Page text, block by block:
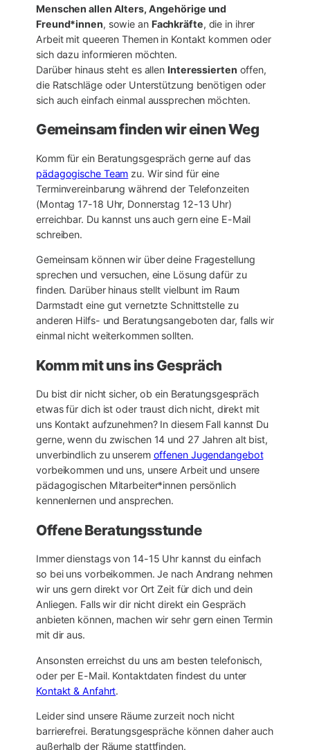
Menschen allen Alters, Angehörige und
Freund*innen, sowie an Fachkräfte, die in ihrer
Arbeit mit queeren Themen in Kontakt kommen oder
sich dazu informieren möchten.
Darüber hinaus steht es allen Interessierten offen,
die Ratschläge oder Unterstützung benötigen oder
sich auch einfach einmal aussprechen möchten.
Gemeinsam finden wir einen Weg
Komm für ein Beratungsgespräch gerne auf das
pädagogische Team zu. Wir sind für eine
Terminvereinbarung während der Telefonzeiten
(Montag 17-18 Uhr, Donnerstag 12-13 Uhr)
erreichbar. Du kannst uns auch gern eine E-Mail
schreiben.
Gemeinsam können wir über deine Fragestellung
sprechen und versuchen, eine Lösung dafür zu
finden. Darüber hinaus stellt vielbunt im Raum
Darmstadt eine gut vernetzte Schnittstelle zu
anderen Hilfs- und Beratungsangeboten dar, falls wir
einmal nicht weiterkommen sollten.
Komm mit uns ins Gespräch
Du bist dir nicht sicher, ob ein Beratungsgespräch
etwas für dich ist oder traust dich nicht, direkt mit
uns Kontakt aufzunehmen? In diesem Fall kannst Du
gerne, wenn du zwischen 14 und 27 Jahren alt bist,
unverbindlich zu unserem offenen Jugendangebot
vorbeikommen und uns, unsere Arbeit und unsere
pädagogischen Mitarbeiter*innen persönlich
kennenlernen und ansprechen.
Offene Beratungsstunde
Immer dienstags von 14-15 Uhr kannst du einfach
so bei uns vorbeikommen. Je nach Andrang nehmen
wir uns gern direkt vor Ort Zeit für dich und dein
Anliegen. Falls wir dir nicht direkt ein Gespräch
anbieten können, machen wir sehr gern einen Termin
mit dir aus.
Ansonsten erreichst du uns am besten telefonisch,
oder per E-Mail. Kontaktdaten findest du unter
Kontakt & Anfahrt.
Leider sind unsere Räume zurzeit noch nicht
barrierefrei. Beratungsgespräche können daher auch
außerhalb der Räume stattfinden.